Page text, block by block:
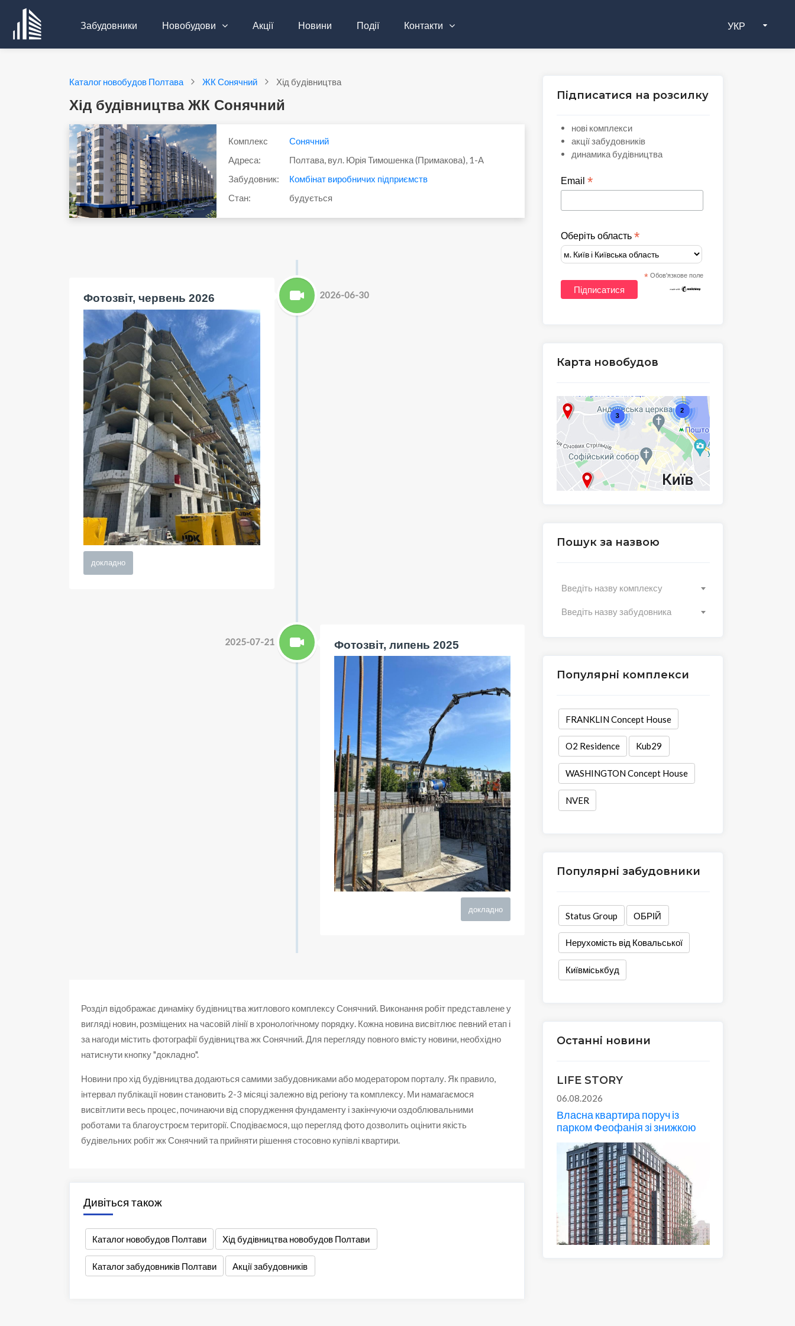
Забудовники Новобудови Акції Новини Події Контакти УКР
Каталог новобудов Полтава ЖК Сонячний Хід будівництва
Хід будівництва ЖК Сонячний
Комплекс
Сонячний
Адреса:
Полтава, вул. Юрія Тимошенка (Примакова), 1-А
Забудовник:
Комбінат виробничих підприємств
Стан:
будується
Фотозвіт, червень 2026
докладно
2026-06-30
Фотозвіт, липень 2025
докладно
2025-07-21
Розділ відображає динаміку будівництва житлового комплексу Сонячний. Виконання робіт представлене у
вигляді новин, розміщених на часовій лінії в хронологічному порядку. Кожна новина висвітлює певний етап і
за нагоди містить фотографії будівництва жк Сонячний. Для перегляду повного вмісту новини, необхідно
натиснути кнопку "докладно".
Новини про хід будівництва додаються самими забудовниками або модератором порталу. Як правило,
інтервал публікації новин становить 2-3 місяці залежно від регіону та комплексу. Ми намагаємося
висвітлити весь процес, починаючи від спорудження фундаменту і закінчуючи оздоблювальними
роботами та благоустроєм території. Сподіваємося, що перегляд фото дозволить оцінити якість
будівельних робіт жк Сонячний та прийняти рішення стосовно купівлі квартири.
Дивіться також
Каталог новобудов Полтави Хід будівництва новобудов Полтави
Каталог забудовників Полтави Акції забудовників
Підписатися на розсилку
нові комплекси
акції забудовників
динамика будівництва
Email*
Оберіть область*
* Обов'язкове поле
Карта новобудов
Пошук за назвою
Введіть назву комплексу
Введіть назву забудовника
Популярні комплекси
FRANKLIN Concept House
O2 Residence Kub29
WASHINGTON Concept House
NVER
Популярні забудовники
Status Group ОБРІЙ
Нерухомість від Ковальської
Київміськбуд
Останні новини
LIFE STORY
06.08.2026
Власна квартира поруч із
парком Феофанія зі знижкою